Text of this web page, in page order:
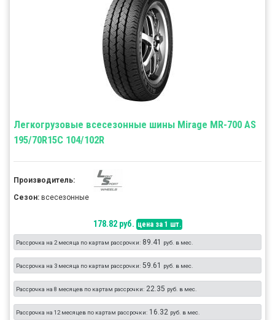
Легкогрузовые всесезонные шины Mirage MR-700 AS
195/70R15C 104/102R
Производитель:
Сезон: всесезонные
178.82 руб. цена за 1 шт.
Рассрочка на 2 месяца по картам рассрочки: 89.41 руб. в мес.
Рассрочка на 3 месяца по картам рассрочки: 59.61 руб. в мес.
Рассрочка на 8 месяцев по картам рассрочки: 22.35 руб. в мес.
Рассрочка на 12 месяцев по картам рассрочки: 16.32 руб. в мес.